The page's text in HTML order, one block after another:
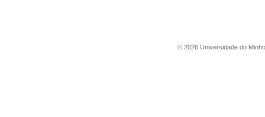
© 2026 Universidade do